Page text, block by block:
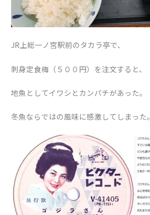
JR上総一ノ宮駅前のタカラ亭で、
刺身定食梅（５００円）を注文すると、
地魚としてイワシとカンパチがあった。
冬魚ならではの風味に感激してしまった。